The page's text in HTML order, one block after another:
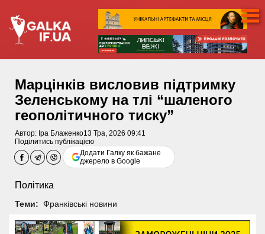
Марцінків висловив підтримку
Зеленському на тлі “шаленого
геополітичного тиску”
Автор: Іра Блаженко13 Тра, 2026 09:41
Поділитись публікацією
Додати Галку як бажане
джерело в Google
Політика
Теми: Франківські новини